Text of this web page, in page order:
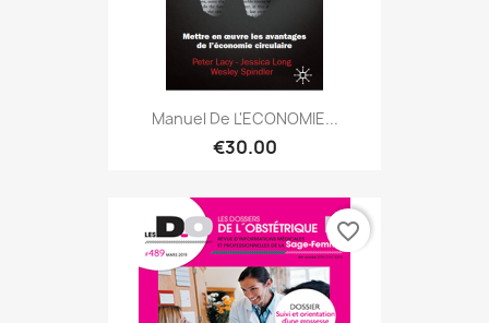
Manuel De L'ECONOMIE...
€30.00
favorite_border